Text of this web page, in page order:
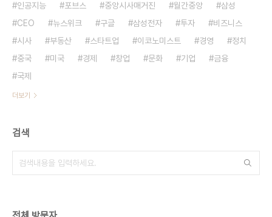
인공지능
포브스 중앙시사매거진 월간중앙
삼성
CEO
뉴스위크 구글 삼성전자 투자
비즈니스
시사
부동산 스타트업 이코노미스트 경영
정치
중국
미국 경제 창업 문화 기업
금융
국제
더보기
검색